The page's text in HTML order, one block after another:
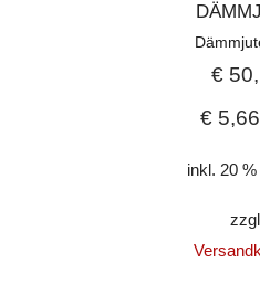
€
€5,66
inkl. 20